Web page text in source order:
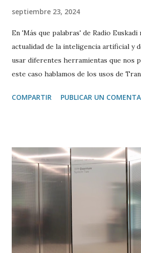
septiembre 23, 2024
En 'Más que palabras' de Radio Euskadi
actualidad de la inteligencia artificial y
usar diferentes herramientas que nos
este caso hablamos de los usos de
transcribir y resumir los vídeos de
COMPARTIR PUBLICAR UN